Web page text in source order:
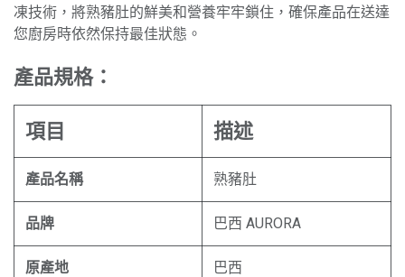
凍技術，將熟豬肚的鮮美和營養牢牢鎖住，確保產品在送達
您廚房時依然保持最佳狀態。
產品規格：
項目 描述
產品名稱 熟豬肚
品牌 巴西 AURORA
原產地 巴西